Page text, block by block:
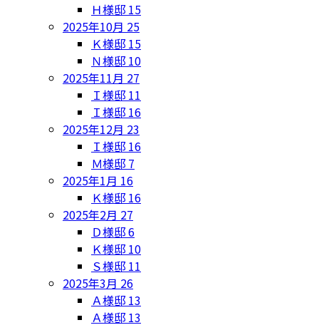
Ｈ様邸 15
2025年10月 25
Ｋ様邸 15
Ｎ様邸 10
2025年11月 27
Ｉ様邸 11
Ｉ様邸 16
2025年12月 23
Ｉ様邸 16
Ｍ様邸 7
2025年1月 16
Ｋ様邸 16
2025年2月 27
Ｄ様邸6
Ｋ様邸 10
Ｓ様邸 11
2025年3月 26
Ａ様邸 13
Ａ様邸 13